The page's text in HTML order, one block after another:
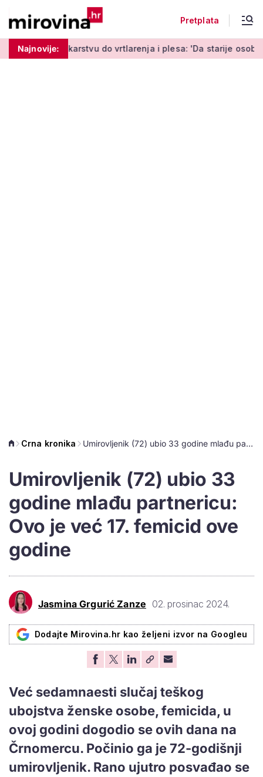
Pretplata
Najnovije:
do vrtlarenja i plesa: 'Da starije osobe ne ostavimo
Crna kronika Umirovljenik (72) ubio 33 godine mlađu partnericu: Ovo je već 17. femicid ove godine
Umirovljenik (72) ubio 33
godine mlađu partnericu:
Ovo je već 17. femicid ove
godine
Jasmina Grgurić Zanze 02. prosinac 2024.
Dodajte Mirovina.hr kao željeni izvor na Googleu
Već sedamnaesti slučaj teškog
ubojstva ženske osobe, femicida, u
ovoj godini dogodio se ovih dana na
Črnomercu. Počinio ga je 72-godišnji
umirovljenik. Rano ujutro posvađao se